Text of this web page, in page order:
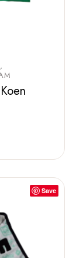
Save